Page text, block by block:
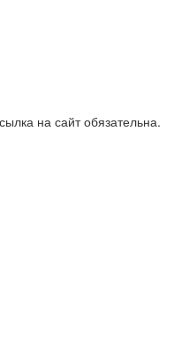
на сайт обязательна.